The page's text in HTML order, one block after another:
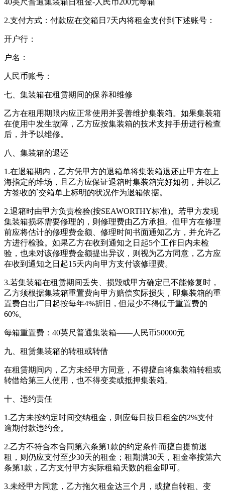
40英尺普通集装箱日租金-人民币200元每箱
2.支付方式：付款应在交箱日7天内将租金支付到下述账号：
开户行：
户名：
人民币账号：
七、集装箱在租赁期间的保养和维修
乙方在租用期限内应正常使用并妥善维护集装箱。如果集装箱
在使用中发生故障，乙方应按集装箱的技术支持手册进行检查
后，并予以维修。
八、集装箱的退还
1.在退箱期内，乙方凭甲方的退箱单将集装箱退还止甲方在上
海指定的堆场，且乙方应保证退箱时集装箱完好如初，并以乙
方签收的`交箱单上标明的状况作为退箱依据。
2.退箱时由甲方负责检验(按SEAWORTHY标准)。若甲方发现
集装箱损坏需要修理的，则修理费由乙方承担。但甲方在修理
前应将估计的修理费金额、修理时间书面通知乙方，并允许乙
方进行检验。如果乙方在收到通知之日起5个工作日内未检
验，也未对该修理费金额提出异议，则视为乙方同意，乙方应
在收到通知之日起15天内向甲方支付该修理费。
3.若集装箱在租赁期间丢失、损毁或甲方确定已不能修复时，
乙方须根据集装箱重置费向甲方赔偿实际损失，即集装箱的重
置费自出厂日起按每年4%折旧，但最少不得低于重置费的
60%。
每箱重置费：40英尺普通集装箱——人民币50000元
九、租赁集装箱的转租或转借
在租赁期间内，乙方未经甲方同意，不得擅自将集装箱转租或
转借给第三人使用，也不得变卖或抵押集装箱。
十、违约责任
1.乙方未按约定时间交纳租金，则应每日按日租金的2%支付
逾期付款违约金。
2.乙方不符合本合同第六条第1款的约定条件而擅自提前退
租，则仍应支付至少30天的租金；租期满30天，租金率按第六
条第1款，乙方支付甲方实际租箱天数的租金即可。
3.未经甲方同意，乙方拖欠租金达三个月，或擅自转租、变